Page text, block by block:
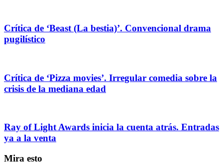
Crítica de ‘Beast (La bestia)’. Convencional drama
pugilístico
Crítica de ‘Pizza movies’. Irregular comedia sobre la
crisis de la mediana edad
Ray of Light Awards inicia la cuenta atrás. Entradas
ya a la venta
Mira esto